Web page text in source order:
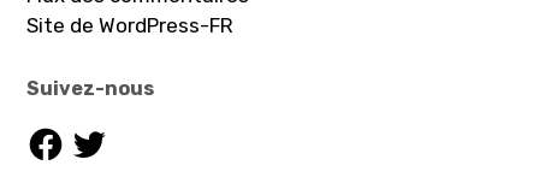
Site de WordPress-FR
Suivez-nous
Facebook
Twitter